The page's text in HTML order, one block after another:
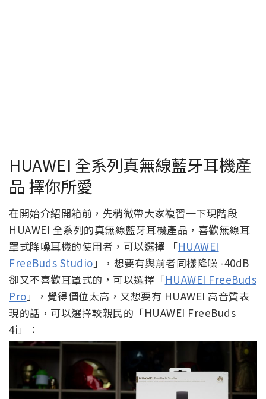
HUAWEI 全系列真無線藍牙耳機產
品 擇你所愛
在開始介紹開箱前，先稍微帶大家複習一下現階段
HUAWEI 全系列的真無線藍牙耳機產品，喜歡無線耳
罩式降噪耳機的使用者，可以選擇 「HUAWEI
FreeBuds Studio 」，想要有與前者同樣降噪 -40dB
卻又不喜歡耳罩式的，可以選擇「HUAWEI FreeBuds
Pro 」，覺得價位太高，又想要有 HUAWEI 高音質表
現的話，可以選擇較親民的「HUAWEI FreeBuds
4i」：